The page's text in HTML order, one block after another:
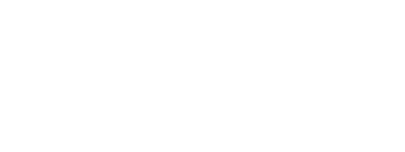
é dermatologicamente testada, garantindo segurança e eficácia no
gentil e respeitoso com os fios.